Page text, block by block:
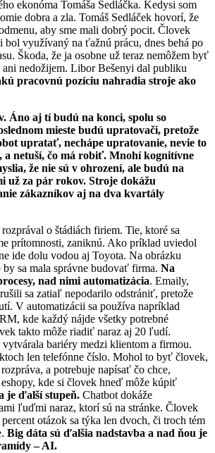
ekonóma Tomáša Sedláčka. Kedysi som
dobra a zla. Tomáš Sedláček hovorí, že
aby sme mali dobrý pocit. Človek
bol využívaný na ťažnú prácu, dnes behá po
Škoda, že ja osobne už teraz nemôžem byť
ani nedožijem. Libor Bešenyi dal publiku
pracovnú pozíciu nahradia stroje ako
Áno aj tí budú na konci, spolu so
mieste budú upratovači, pretože
upratať, nechápe upratovanie, nevie to
a netuší, čo má robiť. Mnohí kognitívne
že nie sú v ohrození, ale budú na
už za pár rokov. Stroje dokážu
zákazníkov aj na dva kvartály
o štádiách firiem. Tie, ktoré sa
prítomnosti, zaniknú. Ako príklad uviedol
ide dolu vodou aj Toyota. Na obrázku
sa mala správne budovať firma. Na
nad nimi automatizácia. Emaily,
sa zatiaľ nepodarilo odstrániť, pretože
V automatizácii sa používa napríklad
kde každý nájde všetky potrebné
takto môže riadiť naraz aj 20 ľudí.
bariéry medzi klientom a firmou.
len telefónne číslo. Mohol to byť človek,
a potrebuje napísať čo chce,
kde si človek hneď môže kúpiť
je ďalší stupeň. Chatbot dokáže
ľuďmi naraz, ktorí sú na stránke. Človek
otázok sa týka len dvoch, či troch tém
Big dáta sú ďalšia nadstavba a nad ňou je
– AI.